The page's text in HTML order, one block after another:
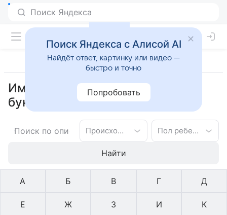
Имена тюркское для девочек на
букву Т
Происхождение имени Пол ребенка
Найти
А Б В Г Д
Е Ж З И К
Поиск Яндекса с Алисой AI
Найдёт ответ, картинку или видео —
быстро и точно
Попробовать